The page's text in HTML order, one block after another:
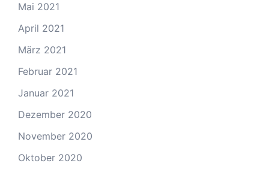
Mai 2021
April 2021
März 2021
Februar 2021
Januar 2021
Dezember 2020
November 2020
Oktober 2020